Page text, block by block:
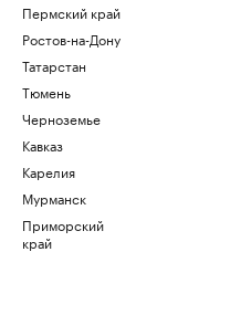
Пермский край
Ростов-на-Дону
Татарстан
Тюмень
Черноземье
Кавказ
Карелия
Мурманск
Приморский
край